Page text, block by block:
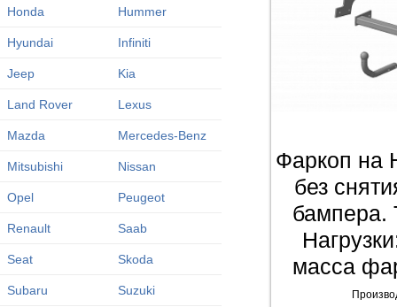
Honda Hummer
Hyundai Infiniti
Jeep Kia
Land Rover Lexus
Mazda Mercedes-Benz
Mitsubishi Nissan
Opel Peugeot
Renault Saab
Seat Skoda
Subaru Suzuki
Фаркоп на
без
бампера.
масса